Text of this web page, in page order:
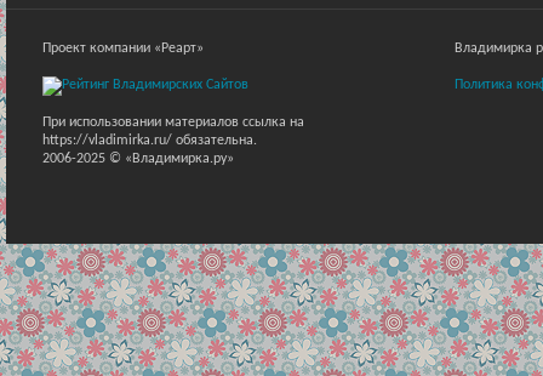
Проект компании «Реарт»
При использовании материалов ссылка на
https://vladimirka.ru/ обязательна.
2006-2025 © «Владимирка.ру»
Владимирка
Политика